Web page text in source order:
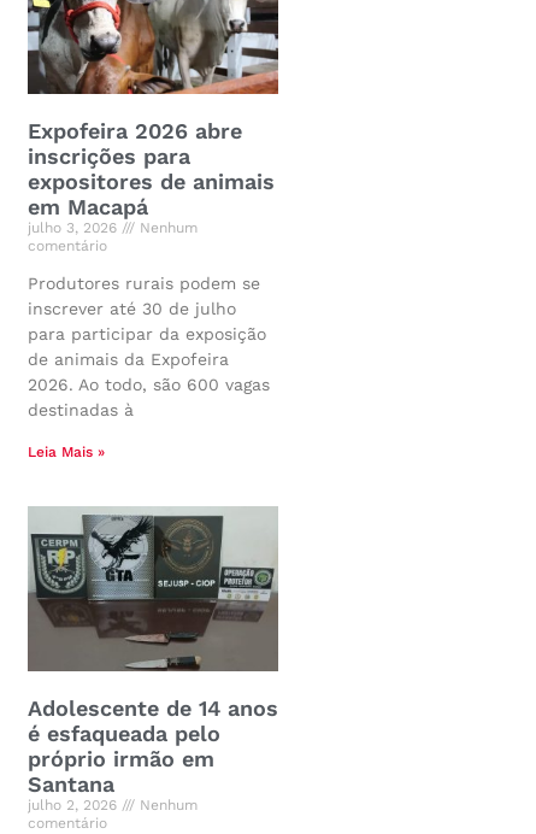
Expofeira 2026 abre
inscrições para
expositores de animais
em Macapá
julho 3, 2026
Nenhum
comentário
Produtores rurais podem se
inscrever até 30 de julho
para participar da exposição
de animais da Expofeira
2026. Ao todo, são 600 vagas
destinadas à
Leia Mais »
Adolescente de 14 anos
é esfaqueada pelo
próprio irmão em
Santana
julho 2, 2026
Nenhum
comentário